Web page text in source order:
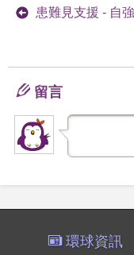
患難見支援 - 自
留言
環球資訊